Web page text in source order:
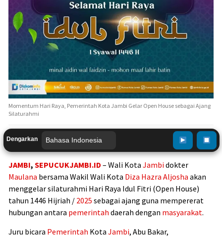
Momentum Hari Raya, Pemerintah Kota Jambi Gelar Open House sebagai Ajang
Silaturahmi
Dengarkan
JAMBI, SEPUCUKJAMBI.ID – Wali Kota Jambidokter
Maulana bersama Wakil Wali Kota Diza Hazra Aljosha akan
menggelar silaturahmi Hari Raya Idul Fitri (Open House)
tahun 1446 Hijriah / 2025 sebagai ajang guna mempererat
hubungan antara pemerintah daerah dengan masyarakat.
Juru bicara Pemerintah Kota Jambi, Abu Bakar,